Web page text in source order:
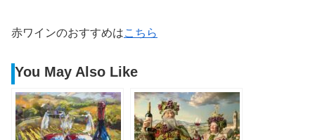
赤ワインのおすすめはこちら
You May Also Like